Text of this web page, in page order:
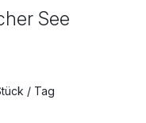
See
/ Tag